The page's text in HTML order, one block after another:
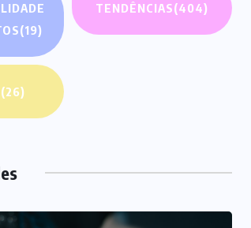
(19)
TENDÊNCIAS(404)
(26)